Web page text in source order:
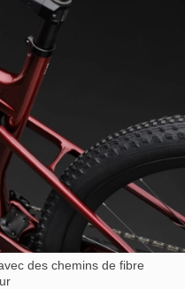
des chemins de fibre